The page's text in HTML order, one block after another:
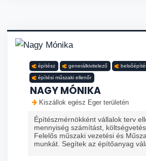
építész generálkivitelező
építési műszaki ellenőr
NAGY MÓNIKA
Kiszállok egész Eger területén
Építészmérnökként vállalok terv
mennyiség számítást,
Felelős műszaki vezetési és
munkát. Segítek az építőanyag